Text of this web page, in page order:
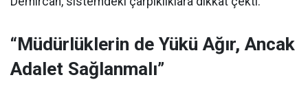
“Müdürlüklerin de Yükü Ağır, Ancak
Adalet Sağlanmalı”